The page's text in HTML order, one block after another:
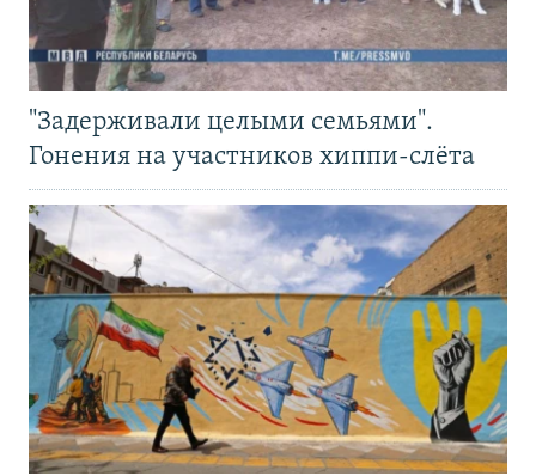
"Задерживали целыми семьями".
Гонения на участников хиппи-слёта